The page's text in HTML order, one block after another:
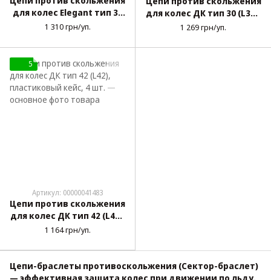
для колес Elegant тип 30
(NEL30), пластиковый
1 310 грн/уп.
для колес ДК тип 30 (L30),
пластиковый кейс, 4 шт.
1 269 грн/уп.
5
Артикул: 00000041483
Цепи против скольжения
для колес ДК тип 42 (L42),
пластиковый кейс, 4 шт.
1 164 грн/уп.
Цепи-браслеты противоскольжения (Сектор-браслет)